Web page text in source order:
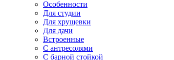
Особенности
Для студии
Для хрущевки
Для дачи
Встроенные
С антресолями
С барной стойкой